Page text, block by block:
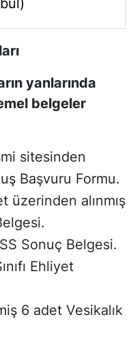
yanlarında
belgeler
sitesinden
Başvuru Formu.
üzerinden alınmış
Sonuç Belgesi.
Ehliyet
6 adet Vesikalık